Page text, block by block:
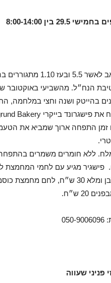
בין 8:00-14:00
ללבנון. אחרי 10 שנים בהייטק ושנה
התפחה ארוך שמביא את
ללא חומרים משמרים בהתפחה
פישגיר מגיע עם לחמי המחמצת
ש״ח.